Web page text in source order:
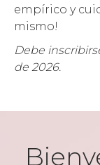
empírico y
mismo!
Debe
de 2026.